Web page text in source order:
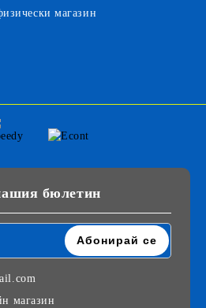
магазин
бюлетин
магазин